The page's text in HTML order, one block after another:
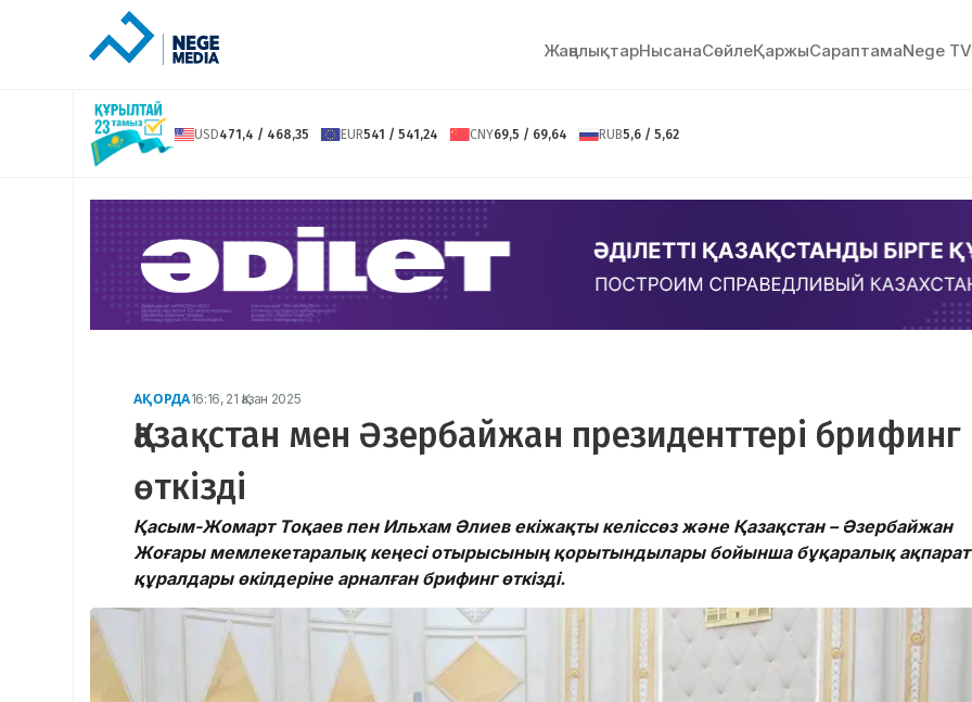
ЖаңалықтарНысанаСөйлeҚаржыСараптамаNege TV
USD471,4 / 468,35 EUR541 / 541,24 CNY69,5 / 69,64 RUB5,6 / 5,62
АҚОРДА16:16, 21 Қазан 2025
Қазақстан мен Әзербайжан президенттері брифинг
өткізді
Қасым-Жомарт Тоқаев пен Ильхам Әлиев екіжақты келіссөз және Қазақстан – Әзербайжан
Жоғары мемлекетаралық кеңесі отырысының қорытындылары бойынша бұқаралық ақпарат
құралдары өкілдеріне арналған брифинг өткізді.